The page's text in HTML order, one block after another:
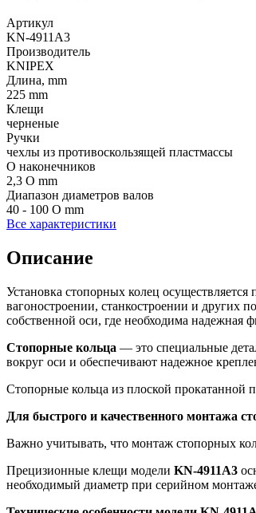
Артикул
KN-4911A3
Производитель
KNIPEX
Длина, mm
225 mm
Клещи
черненые
Ручки
чехлы из противоскользящей пластмассы
O наконечников
2,3 O mm
Диапазон диаметров валов
40 - 100 O mm
Все характеристики
Описание
Установка стопорных колец
вагоностроении, станкостроении и других
собственной оси, где необходима надежная
Стопорные кольца — это специальные
вокруг оси и обеспечивают надежное
Стопорные кольца из плоской прокатанной
Для быстрого и качественного монтажа
Важно учитывать, что монтаж стопорных
Прецизионные клещи модели KN-4911A3
необходимый диаметр при серийном